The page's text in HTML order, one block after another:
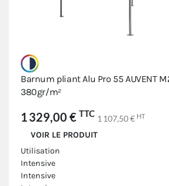
Barnum pliant Alu Pro 55 AUVENT
380gr/m²
1 329,00 € TTC 1 107,50 € HT
VOIR LE PRODUIT
Utilisation
Intensive
Intensive